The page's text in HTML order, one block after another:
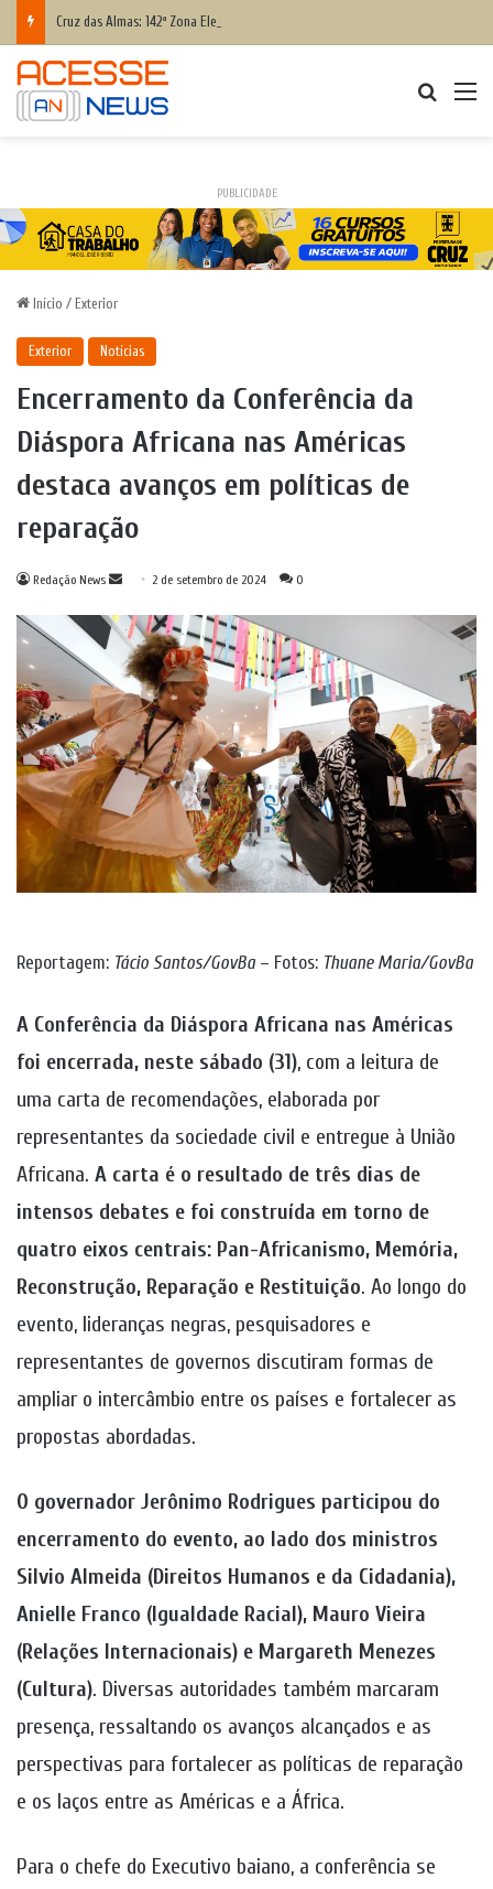
PUBLICIDADE
Início / Exterior
Exterior Notícias
Encerramento da Conferência da
Diáspora Africana nas Américas
destaca avanços em políticas de
reparação
Redação News
Mande
e-
mail
2 de setembro de 2024 0
Reportagem: Tácio Santos/GovBa – Fotos: Thuane Maria/GovBa
A Conferência da Diáspora Africana nas Américas
foi encerrada, neste sábado (31), com a leitura de
uma carta de recomendações, elaborada por
representantes da sociedade civil e entregue à União
Africana. A carta é o resultado de três dias de
intensos debates e foi construída em torno de
quatro eixos centrais: Pan-Africanismo, Memória,
Reconstrução, Reparação e Restituição. Ao longo do
evento, lideranças negras, pesquisadores e
representantes de governos discutiram formas de
ampliar o intercâmbio entre os países e fortalecer as
propostas abordadas.
O governador Jerônimo Rodrigues participou do
encerramento do evento, ao lado dos ministros
Silvio Almeida (Direitos Humanos e da Cidadania),
Anielle Franco (Igualdade Racial), Mauro Vieira
(Relações Internacionais) e Margareth Menezes
(Cultura). Diversas autoridades também marcaram
presença, ressaltando os avanços alcançados e as
perspectivas para fortalecer as políticas de reparação
e os laços entre as Américas e a África.
Para o chefe do Executivo baiano, a conferência se